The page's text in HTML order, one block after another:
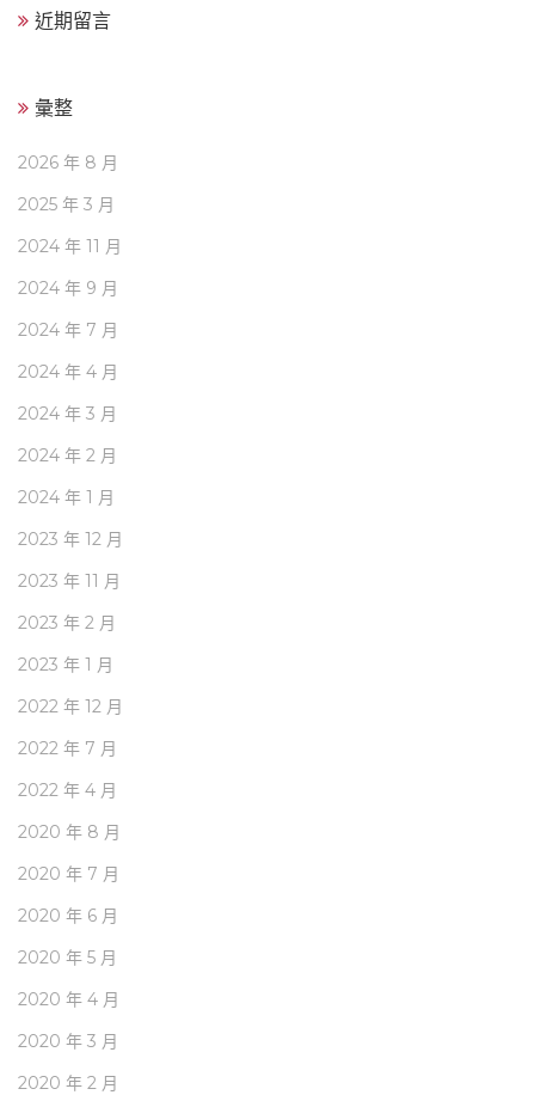
近期留言
彙整
2026 年 8 月
2025 年 3 月
2024 年 11 月
2024 年 9 月
2024 年 7 月
2024 年 4 月
2024 年 3 月
2024 年 2 月
2024 年 1 月
2023 年 12 月
2023 年 11 月
2023 年 2 月
2023 年 1 月
2022 年 12 月
2022 年 7 月
2022 年 4 月
2020 年 8 月
2020 年 7 月
2020 年 6 月
2020 年 5 月
2020 年 4 月
2020 年 3 月
2020 年 2 月